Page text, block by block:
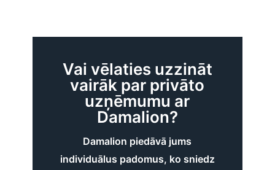
Vai vēlaties uzzināt
vairāk par privāto
uzņēmumu ar
Damalion?
Damalion piedāvā jums
individuālus padomus, ko sniedz